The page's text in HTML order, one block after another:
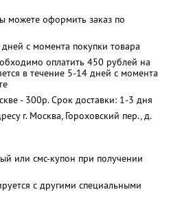
можете оформить заказ по
с момента покупки товара
оплатить 450 рублей на
в течение 5-14 дней с момента
- 300р. Срок доставки: 1-3 дня
г. Москва, Гороховский пер., д.
или смс-купон при получении
с другими специальными